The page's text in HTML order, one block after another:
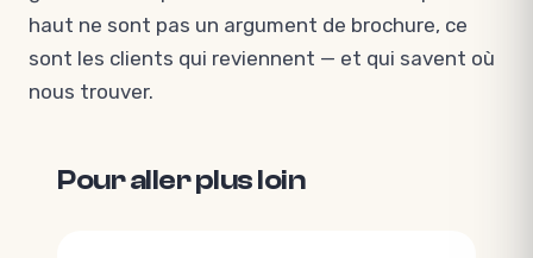
haut ne sont pas un argument de brochure, ce
sont les clients qui reviennent — et qui savent où
nous trouver.
Pour aller plus loin